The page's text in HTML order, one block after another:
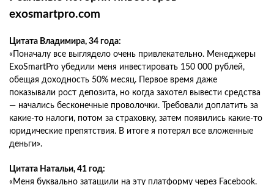
exosmartpro.com
Цитата Владимира, 34 года:
«Поначалу все выглядело очень привлекательно. Менеджеры
ExoSmartPro убедили меня инвестировать 150 000 рублей,
обещая доходность 50% месяц. Первое время даже
показывали рост депозита, но когда захотел вывести средства
— начались бесконечные проволочки. Требовали доплатить за
какие-то налоги, потом за страховку, затем появились какие-то
юридические препятствия. В итоге я потерял все вложенные
деньги».
Цитата Натальи, 41 год:
«Меня буквально затащили на эту платформу через Facebook.